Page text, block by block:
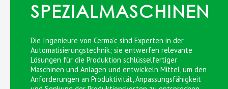
SPEZIALMASCHINEN
Die Ingenieure von Cerma’c sind Experten in der
Automatisierungstechnik; sie entwerfen relevante
Lösungen für die Produktion schlüsselfertiger
Maschinen und Anlagen und entwickeln Mittel, um den
Anforderungen an Produktivität, Anpassungsfähigkeit